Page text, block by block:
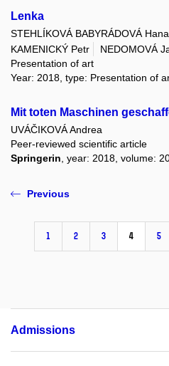
Lenka
STEHLÍKOVÁ BABYRÁDOVÁ Hana
KAMENICKÝ Petr
NEDOMOVÁ
Presentation of art
Year: 2018, type: Presentation of
Mit toten Maschinen
UVÁČIKOVÁ Andrea
Peer-reviewed scientific article
Springerin , year: 2018, volume:
Previous
1 2 3 4 5
Admissions